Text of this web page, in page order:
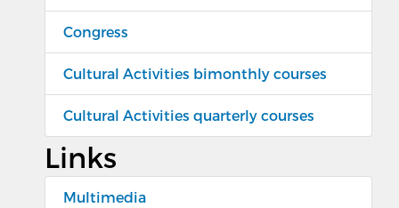
Congress
Cultural Activities bimonthly courses
Cultural Activities quarterly courses
Links
Multimedia